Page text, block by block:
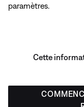
paramètres.
Cette